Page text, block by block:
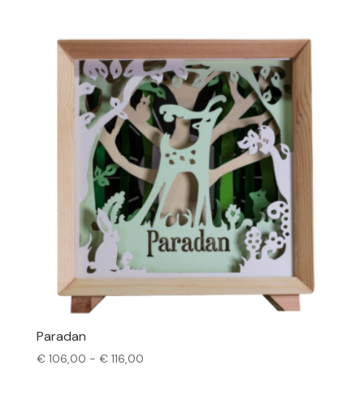
€ 116,00
Paradan
€106,00 - €116,00Prijsklasse: